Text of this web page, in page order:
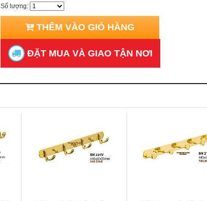
Số lượng:
THÊM VÀO GIỎ HÀNG
ĐẶT MUA VÀ GIAO TẬN NƠI